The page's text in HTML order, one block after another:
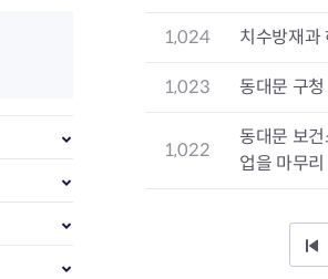
1,024 치수방재과
1,023 동대문 구
1,022
동대문 보
업을 마
처